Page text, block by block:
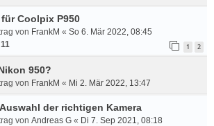
Coolpix P950
von FrankM « So 6. Mär 2022, 08:45
11 1 2
950?
von FrankM « Mi 2. Mär 2022, 13:47
der richtigen Kamera
von Andreas G « Di 7. Sep 2021, 08:18